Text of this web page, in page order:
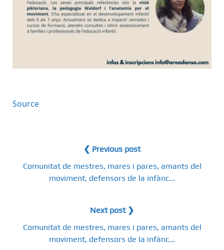
Source
❮ Previous post
Comunitat de mestres, mares i pares, amants del
moviment, defensors de la infànc...
Next post ❯
Comunitat de mestres, mares i pares, amants del
moviment, defensors de la infànc...